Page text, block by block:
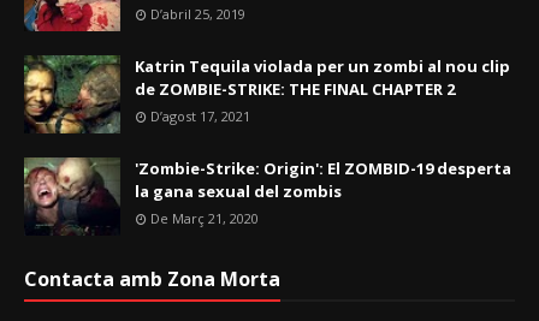
D’abril 25, 2019
Katrin Tequila violada per un zombi al nou clip
de ZOMBIE-STRIKE: THE FINAL CHAPTER 2
D’agost 17, 2021
'Zombie-Strike: Origin': El ZOMBID-19 desperta
la gana sexual del zombis
De Març 21, 2020
Contacta amb Zona Morta